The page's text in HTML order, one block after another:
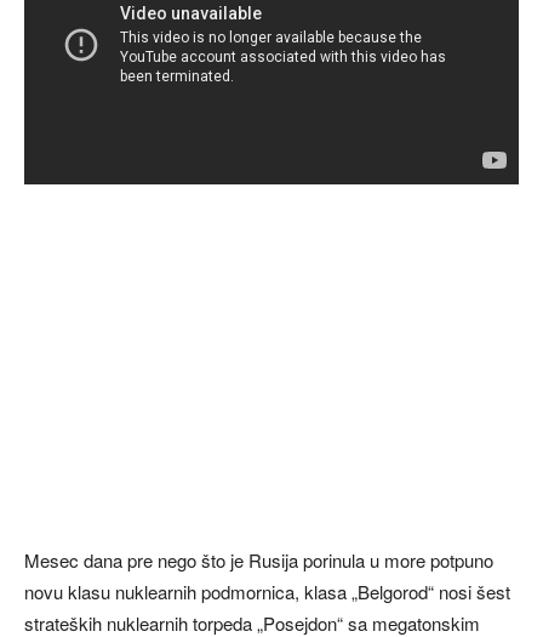
Mesec dana pre nego što je Rusija porinula u more potpuno
novu klasu nuklearnih podmornica, klasa „Belgorod“ nosi šest
strateških nuklearnih torpeda „Posejdon“ sa megatonskim